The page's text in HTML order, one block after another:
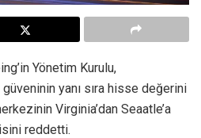
Yönetim Kurulu,
yanı sıra hisse değerini
Virginia’dan Seaatle’a
reddetti.